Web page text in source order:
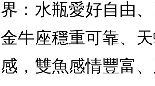
：水瓶愛好自由
牛座穩重可靠、
，雙魚感情豐富